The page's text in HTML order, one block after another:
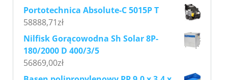
Portotechnica Absolute-C 5015P T
58888,71zł
Nilfisk Gorącowodna Sh Solar 8P-
180/2000 D 400/3/5
56869,00zł